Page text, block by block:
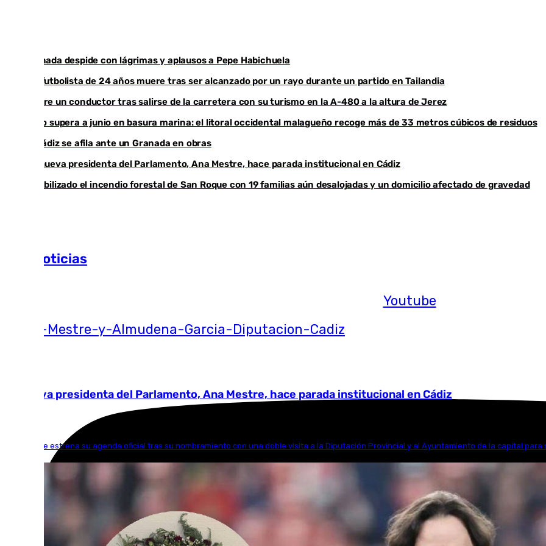
Youtube
Granada despide con lágrimas y aplausos a Pepe Habichuela
Un futbolista de 24 años muere tras ser alcanzado por un rayo durante un partido en Tailandia
Muere un conductor tras salirse de la carretera con su turismo en la A-480 a la altura de Jerez
Julio supera a junio en basura marina: el litoral occidental malagueño recoge más de 33 metros cúbicos de residuos
El Cádiz se afila ante un Granada en obras
La nueva presidenta del Parlamento, Ana Mestre, hace parada institucional en Cádiz
Estabilizado el incendio forestal de San Roque con 19 familias aún desalojadas y un domicilio afectado de gravedad
Más noticias
La nueva presidenta del Parlamento, Ana Mestre, hace parada institucional en Cádiz
Ana Mestre estrena su agenda oficial tras su nombramiento con una doble visita a la Diputación Provincial y al Ayuntamiento de la capital